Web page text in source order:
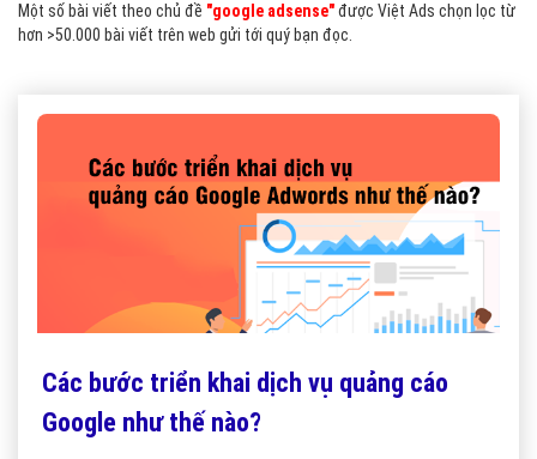
Một số bài viết theo chủ đề "google adsense"được Việt Ads chọn lọc từ
hơn >50.000 bài viết trên web gửi tới quý bạn đọc.
Các bước triển khai dịch vụ quảng cáo
Google như thế nào?